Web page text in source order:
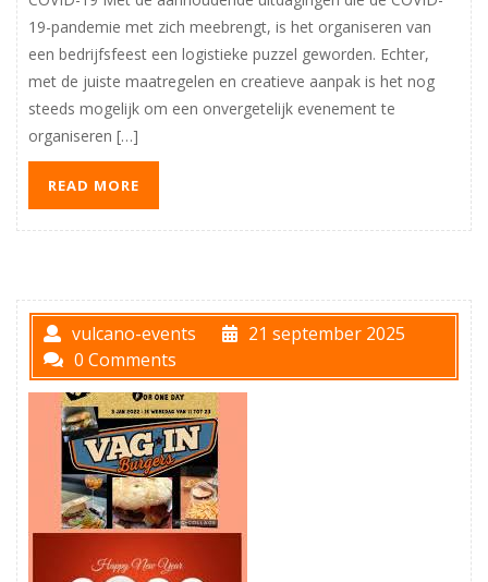
19-pandemie met zich meebrengt, is het organiseren van
een bedrijfsfeest een logistieke puzzel geworden. Echter,
met de juiste maatregelen en creatieve aanpak is het nog
steeds mogelijk om een onvergetelijk evenement te
organiseren […]
READ MORE
vulcano-events
21 september 2025
0 Comments